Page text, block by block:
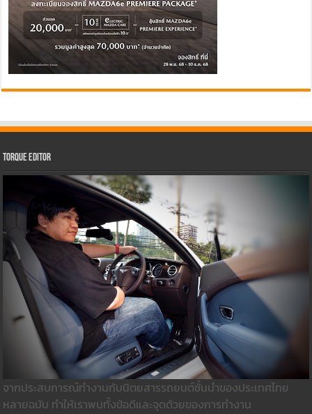
Torque Editor
จากประสบการณ์ทำงานกับนิตยสารรถยนต์ชั้นนำของประเทศไทย
หลายฉบับ ทำให้เราพบทั้งข้อดีและจุดด้วยของการทำงาน